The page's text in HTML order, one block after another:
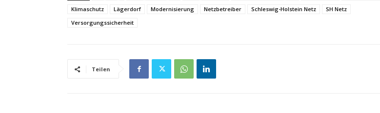
Klimaschutz
Lägerdorf Modernisierung Netzbetreiber Schleswig-Holstein Netz
SH Netz
Versorgungssicherheit
Teilen